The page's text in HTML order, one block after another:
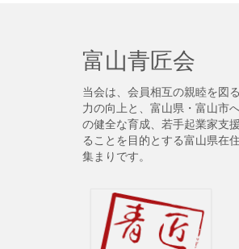
富山青匠会
当会は、会員相互の親睦を図
力の向上と、富山県・富山市
の健全な育成、若手起業家支
ることを目的とする富山県在
集まりです。